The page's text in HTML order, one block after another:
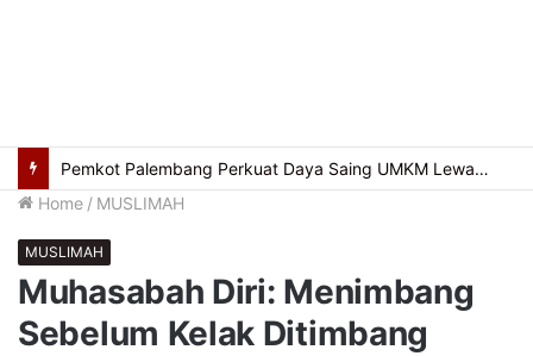
Pemkot Palembang Perkuat Daya Saing UMKM Lewat Seminar Transformasi Digital
Home / MUSLIMAH
MUSLIMAH
Muhasabah Diri: Menimbang
Sebelum Kelak Ditimbang